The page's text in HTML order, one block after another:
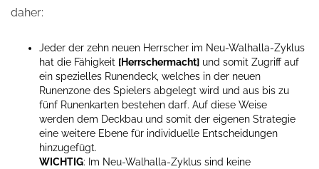
daher:
Jeder der zehn neuen Herrscher im Neu-Walhalla-Zyklus
hat die Fähigkeit [Herrschermacht] und somit Zugriff auf
ein spezielles Runendeck, welches in der neuen
Runenzone des Spielers abgelegt wird und aus bis zu
fünf Runenkarten bestehen darf. Auf diese Weise
werden dem Deckbau und somit der eigenen Strategie
eine weitere Ebene für individuelle Entscheidungen
hinzugefügt.
WICHTIG: Im Neu-Walhalla-Zyklus sind keine